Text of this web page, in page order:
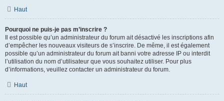
Haut
Pourquoi ne puis-je pas m’inscrire ?
Il est possible qu’un administrateur du forum ait désactivé les inscriptions afin
d’empêcher les nouveaux visiteurs de s’inscrire. De même, il est également
possible qu’un administrateur du forum ait banni votre adresse IP ou interdit
l’utilisation du nom d’utilisateur que vous souhaitez utiliser. Pour plus
d’informations, veuillez contacter un administrateur du forum.
Haut